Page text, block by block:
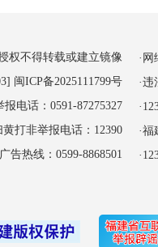
权不得转载或建立镜像
闽ICP备2025111799号
电话：0591-87275327
打非举报电话：12390
告热线：0599-8868501
·
·
·